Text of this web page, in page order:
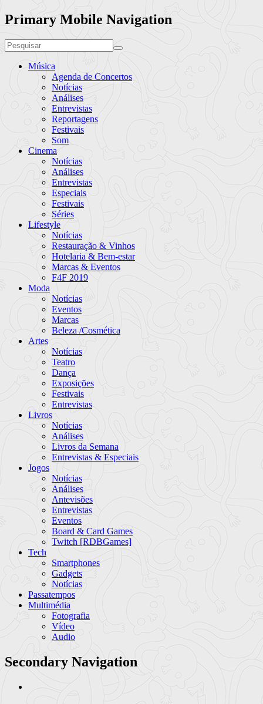
Primary Mobile Navigation
Música
Agenda de Concertos
Notícias
Análises
Entrevistas
Reportagens
Festivais
Som
Cinema
Notícias
Análises
Entrevistas
Especiais
Festivais
Séries
Lifestyle
Notícias
Restauração & Vinhos
Hotelaria & Bem-estar
Marcas & Eventos
F4F 2019
Moda
Notícias
Eventos
Marcas
Beleza /Cosmética
Artes
Notícias
Teatro
Dança
Exposições
Festivais
Entrevistas
Livros
Notícias
Análises
Livros da Semana
Entrevistas & Especiais
Jogos
Notícias
Análises
Antevisões
Entrevistas
Eventos
Board & Card Games
Twitch [RDBGames]
Tech
Smartphones
Gadgets
Notícias
Passatempos
Multimédia
Fotografia
Vídeo
Audio
Secondary Navigation